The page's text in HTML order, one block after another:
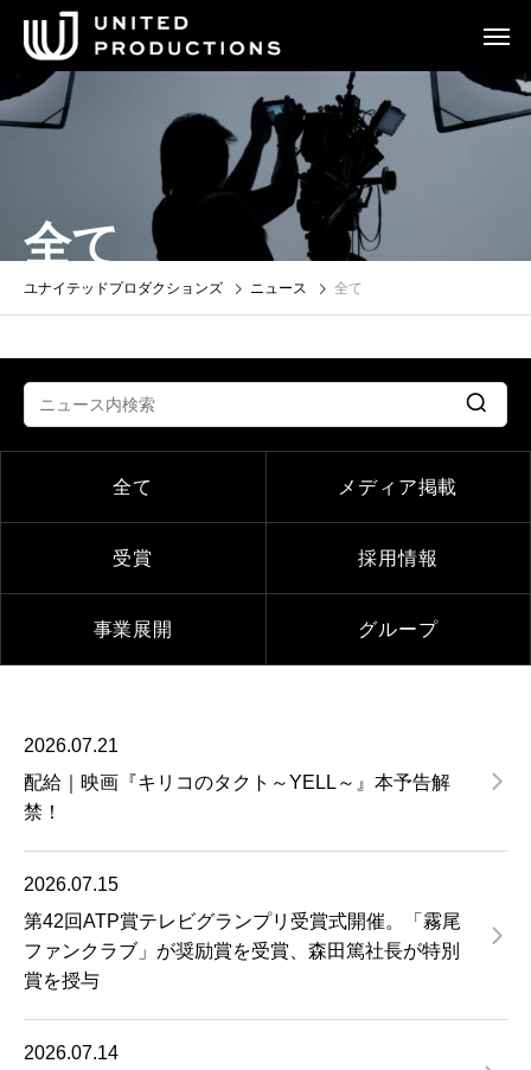
全て
ユナイテッドプロダクションズ ニュース 全て
全て メディア掲載
受賞 採用情報
事業展開 グループ
2026.07.21
配給｜映画『キリコのタクト～YELL～』本予告解
禁！
2026.07.15
第42回ATP賞テレビグランプリ受賞式開催。「霧尾
ファンクラブ」が奨励賞を受賞、森田篤社長が特別
賞を授与
2026.07.14